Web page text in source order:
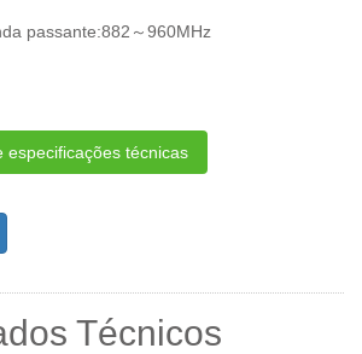
passante:882～960MHz
especificações técnicas
Técnicos